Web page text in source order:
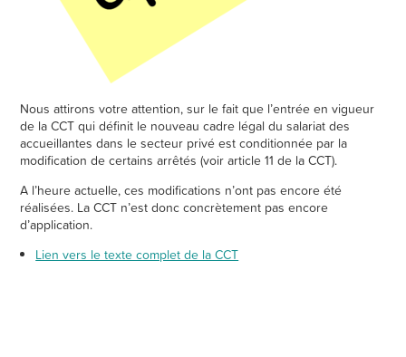
Nous attirons votre attention, sur le fait que l’entrée en vigueur
de la CCT qui définit le nouveau cadre légal du salariat des
accueillantes dans le secteur privé est conditionnée par la
modification de certains arrêtés (voir article 11 de la CCT).
A l’heure actuelle, ces modifications n’ont pas encore été
réalisées. La CCT n’est donc concrètement pas encore
d’application.
Lien vers le texte complet de la CCT